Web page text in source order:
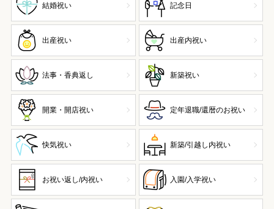
結婚祝い 記念日
出産祝い 出産内祝い
法事・香典返し 新築祝い
開業・開店祝い 定年退職/還暦のお祝い
快気祝い 新築/引越し内祝い
お祝い返し/内祝い 入園/入学祝い